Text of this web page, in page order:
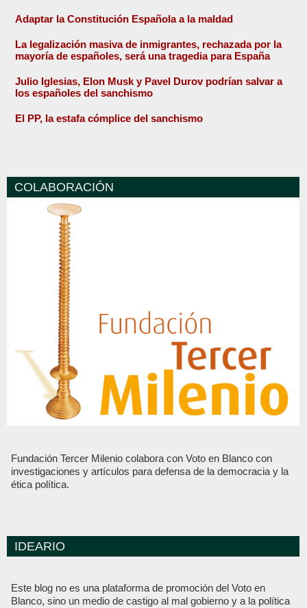
Adaptar la Constitución Española a la maldad
La legalización masiva de inmigrantes, rechazada por la
mayoría de españoles, será una tragedia para España
Julio Iglesias, Elon Musk y Pavel Durov podrían salvar a
los españoles del sanchismo
El PP, la estafa cómplice del sanchismo
COLABORACIÓN
Fundación Tercer Milenio colabora con Voto en Blanco con
investigaciones y artículos para defensa de la democracia y la
ética política.
IDEARIO
Este blog no es una plataforma de promoción del Voto en
Blanco, sino un medio de castigo al mal gobierno y a la política